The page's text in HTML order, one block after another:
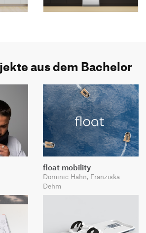
aus dem Bachelor
float mobility
Dominic Hahn, Franziska
Dehm